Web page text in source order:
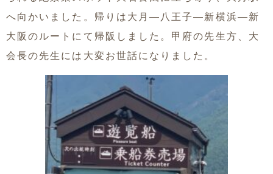
へ向かいました。帰りは大月―八王子―新横浜―新
大阪のルートにて帰阪しました。甲府の先生方、大
会長の先生には大変お世話になりました。